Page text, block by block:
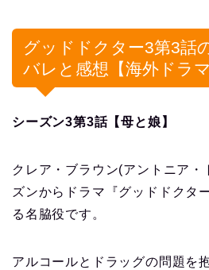
グッドドクター3第3話
バレと感想【海外ドラマ
シーズン3第3話【母と娘】
クレア・ブラウン(アントニア・
ズンからドラマ『グッドドクタ
る名脇役です。
アルコールとドラッグの問題を